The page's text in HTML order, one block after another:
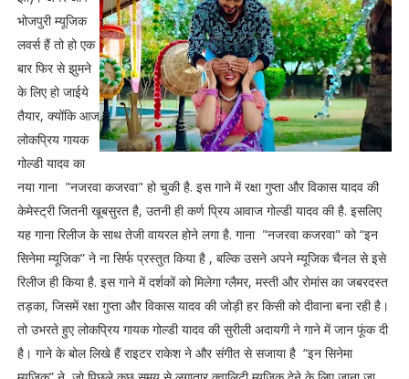
भोजपुरी म्यूजिक
लवर्स हैं तो हो एक
बार फिर से झुमने
के लिए हो जाईये
तैयार, क्योंकि आज
लोकप्रिय गायक
गोल्डी यादव का
नया गाना "नजरवा कजरवा" हो चुकी है. इस गाने में रक्षा गुप्ता और विकास यादव की
केमेस्ट्री जितनी खूबसुरत है, उतनी ही कर्ण प्रिय आवाज गोल्डी यादव की है. इसलिए
यह गाना रिलीज के साथ तेजी वायरल होने लगा है. गाना "नजरवा कजरवा" को “इन
सिनेमा म्यूजिक” ने ना सिर्फ प्रस्तुत किया है , बल्कि उसने अपने म्यूजिक चैनल से इसे
रिलीज ही किया है. इस गाने में दर्शकों को मिलेगा ग्लैमर, मस्ती और रोमांस का जबरदस्त
तड़का, जिसमें रक्षा गुप्ता और विकास यादव की जोड़ी हर किसी को दीवाना बना रही है।
तो उभरते हुए लोकप्रिय गायक गोल्डी यादव की सुरीली अदायगी ने गाने में जान फूंक दी
है। गाने के बोल लिखे हैं राइटर राकेश ने और संगीत से सजाया है “इन सिनेमा